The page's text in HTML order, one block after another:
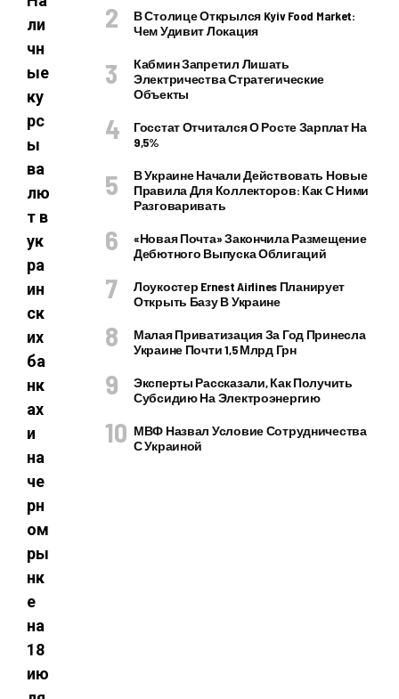
ли
чн
ые
ку
рс
ы
ва
лю
т в
ук
ра
ин
ск
их
ба
нк
ах
и
на
че
рн
ом
ры
нк
е
на
18
ию
В Столице Открылся Kyiv Food Market:
Чем Удивит Локация
Кабмин Запретил Лишать
Электричества Стратегические
Объекты
Госстат Отчитался О Росте Зарплат На
9,5%
В Украине Начали Действовать Новые
Правила Для Коллекторов: Как С Ними
Разговаривать
«Новая Почта» Закончила Размещение
Дебютного Выпуска Облигаций
Лоукостер Ernest Airlines Планирует
Открыть Базу В Украине
Малая Приватизация За Год Принесла
Украине Почти 1,5 Млрд Грн
Эксперты Рассказали, Как Получить
Субсидию На Электроэнергию
МВФ Назвал Условие Сотрудничества
С Украиной